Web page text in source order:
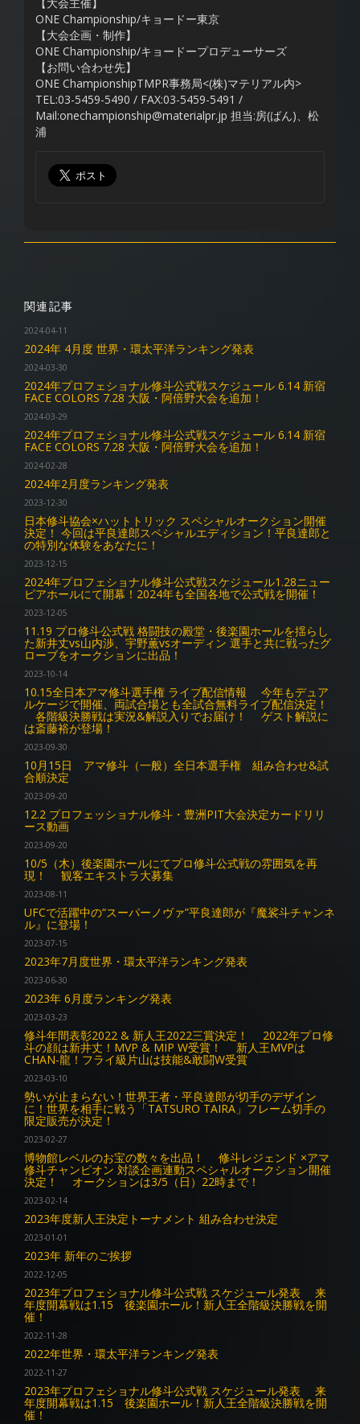
ONE Championship/キョードー東京
【大会企画・制作】
ONE Championship/キョードープロデューサーズ
【お問い合わせ先】
ONE ChampionshipTMPR事務局<(株)マテリアル内>
TEL:03-5459-5490 / FAX:03-5459-5491 /
Mail:onechampionship@materialpr.jp 担当:房(ばん)、松
浦
関連記事
2024-04-11
2024年 4月度 世界・環太平洋ランキング発表
2024-03-30
2024年プロフェショナル修斗公式戦スケジュール 6.14 新宿
FACE COLORS 7.28 大阪・阿倍野大会を追加！
2024-03-29
2024年プロフェショナル修斗公式戦スケジュール 6.14 新宿
FACE COLORS 7.28 大阪・阿倍野大会を追加！
2024-02-28
2024年2月度ランキング発表
2023-12-30
日本修斗協会×ハットトリック スペシャルオークション開催
決定！ 今回は平良達郎スペシャルエディション！平良達郎と
の特別な体験をあなたに！
2023-12-15
2024年プロフェショナル修斗公式戦スケジュール1.28ニュー
ピアホールにて開幕！2024年も全国各地で公式戦を開催！
2023-12-05
11.19 プロ修斗公式戦 格闘技の殿堂・後楽園ホールを揺らし
た新井丈vs山内渉、宇野薫vsオーディン 選手と共に戦ったグ
ローブをオークションに出品！
2023-10-14
10.15全日本アマ修斗選手権 ライブ配信情報 今年もデュア
ルケージで開催、両試合場とも全試合無料ライブ配信決定！
各階級決勝戦は実況&解説入りでお届け！ ゲスト解説に
は斎藤裕が登場！
2023-09-30
10月15日 アマ修斗（一般）全日本選手権 組み合わせ&試
合順決定
2023-09-20
12.2 プロフェッショナル修斗・豊洲PIT大会決定カードリリ
ース動画
2023-09-20
10/5（木）後楽園ホールにてプロ修斗公式戦の雰囲気を再
現！ 観客エキストラ大募集
2023-08-11
UFCで活躍中の“スーパーノヴァ”平良達郎が『魔裟斗チャンネ
ル』に登場！
2023-07-15
2023年7月度世界・環太平洋ランキング発表
2023-06-30
2023年 6月度ランキング発表
2023-03-23
修斗年間表彰2022 & 新人王2022三賞決定！ 2022年プロ修
斗の顔は新井丈！MVP & MIP W受賞！ 新人王MVPは
CHAN-龍！フライ級片山は技能&敢闘W受賞
2023-03-10
勢いが止まらない！世界王者・平良達郎が切手のデザイン
に！世界を相手に戦う「TATSURO TAIRA」フレーム切手の
限定販売が決定！
2023-02-27
博物館レベルのお宝の数々を出品！ 修斗レジェンド ×アマ
修斗チャンピオン 対談企画連動スペシャルオークション開催
決定！ オークションは3/5（日）22時まで！
2023-02-14
2023年度新人王決定トーナメント 組み合わせ決定
2023-01-01
2023年 新年のご挨拶
2022-12-05
2023年プロフェショナル修斗公式戦 スケジュール発表 来
年度開幕戦は1.15 後楽園ホール！新人王全階級決勝戦を開
催！
2022-11-28
2022年世界・環太平洋ランキング発表
2022-11-27
2023年プロフェショナル修斗公式戦 スケジュール発表 来
年度開幕戦は1.15 後楽園ホール！新人王全階級決勝戦を開
催！